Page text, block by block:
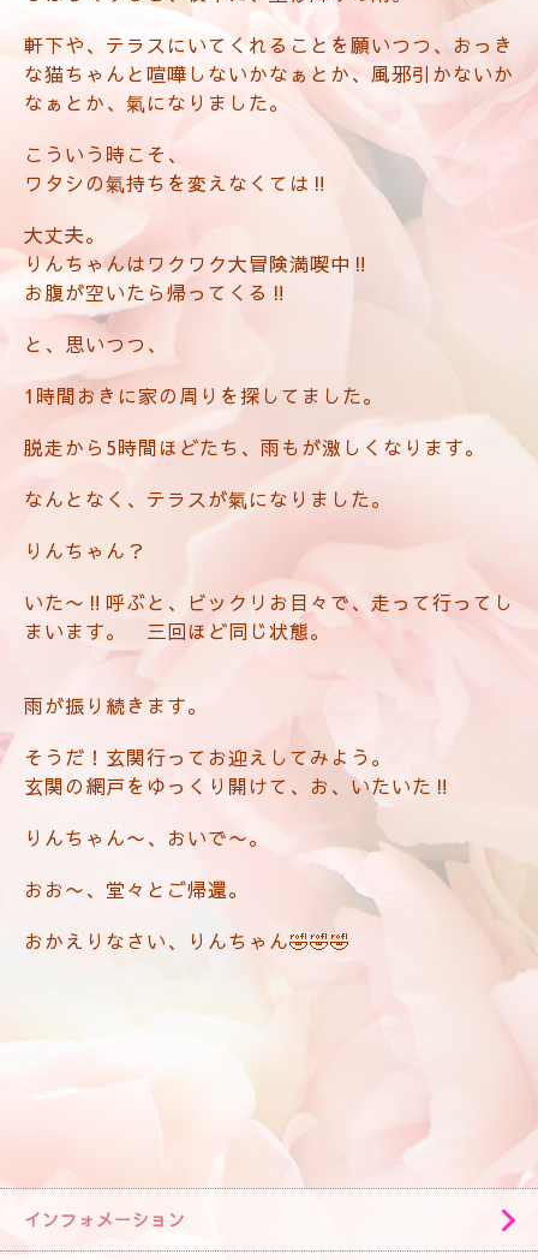
軒下や、テラスにいてくれることを願いつつ、おっき
な猫ちゃんと喧嘩しないかなぁとか、風邪引かないか
なぁとか、氣になりました。
こういう時こそ、
ワタシの氣持ちを変えなくては‼️
大丈夫。
りんちゃんはワクワク大冒険満喫中‼️
お腹が空いたら帰ってくる‼️
と、思いつつ、
1時間おきに家の周りを探してました。
脱走から5時間ほどたち、雨もが激しくなります。
なんとなく、テラスが氣になりました。
りんちゃん？
いた〜‼️呼ぶと、ビックリお目々で、走って行ってし
まいます。 三回ほど同じ状態。
雨が振り続きます。
そうだ！玄関行ってお迎えしてみよう。
玄関の網戸をゆっくり開けて、お、いたいた‼️
りんちゃん〜、おいで〜。
おお〜、堂々とご帰還。
おかえりなさい、りんちゃん🤣🤣🤣
インフォメーション